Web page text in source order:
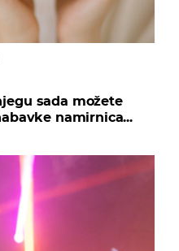
sada možete
namirnica...